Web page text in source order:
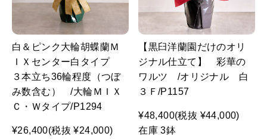
白＆ピンク大輪胡蝶蘭Ｍ
ＩＸセンター白タイプ
３本立ち36輪程度（つぼ
み数含む） /大輪ＭＩＸ
Ｃ・Ｗタイプ/P1294
¥26,400(税抜 ¥24,000)
【黒臼洋蘭園だけのオリ
ジナル仕立て】 彩華の
ワルツ /オリジナル 白
３Ｆ/P1157
¥48,400(税抜 ¥44,000)
在庫 3鉢